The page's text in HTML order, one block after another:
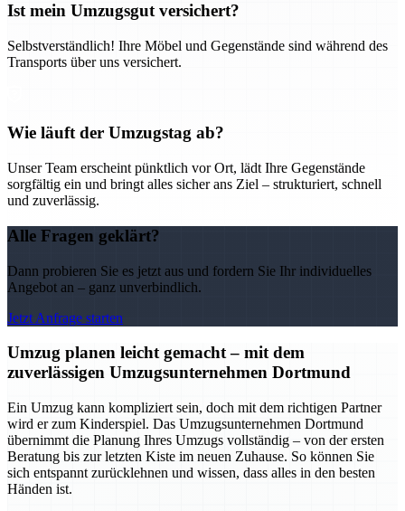
Ist mein Umzugsgut versichert?
Selbstverständlich! Ihre Möbel und Gegenstände sind während des
Transports über uns versichert.
Wie läuft der Umzugstag ab?
Unser Team erscheint pünktlich vor Ort, lädt Ihre Gegenstände
sorgfältig ein und bringt alles sicher ans Ziel – strukturiert, schnell
und zuverlässig.
Alle Fragen geklärt?
Dann probieren Sie es jetzt aus und fordern Sie Ihr individuelles
Angebot an – ganz unverbindlich.
Jetzt Anfrage starten
Umzug planen leicht gemacht – mit dem
zuverlässigen Umzugsunternehmen Dortmund
Ein Umzug kann kompliziert sein, doch mit dem richtigen Partner
wird er zum Kinderspiel. Das Umzugsunternehmen Dortmund
übernimmt die Planung Ihres Umzugs vollständig – von der ersten
Beratung bis zur letzten Kiste im neuen Zuhause. So können Sie
sich entspannt zurücklehnen und wissen, dass alles in den besten
Händen ist.